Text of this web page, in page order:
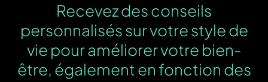
Recevez des conseils
personnalisés sur votre style de
vie pour améliorer votre bien-
être, également en fonction des